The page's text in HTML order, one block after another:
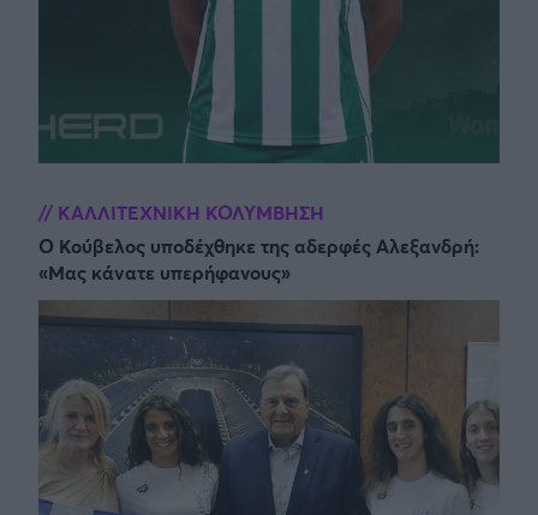
ΚΑΛΛΙΤΕΧΝΙΚΗ ΚΟΛΥΜΒΗΣΗ
Ο Κούβελος υποδέχθηκε της αδερφές Αλεξανδρή:
«Μας κάνατε υπερήφανους»